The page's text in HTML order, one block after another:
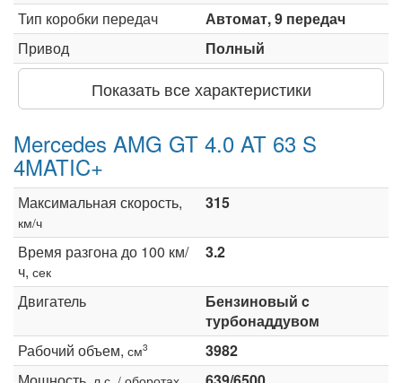
Тип коробки передач
Автомат, 9 передач
Привод
Полный
Показать все характеристики
Mercedes AMG GT 4.0 AT 63 S
4MATIC+
Максимальная скорость,
км/ч
315
Время разгона до 100 км/
ч, сек
3.2
Двигатель
Бензиновый c
турбонаддувом
Рабочий объем, см3
3982